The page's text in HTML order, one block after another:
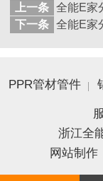
上一条
下一条
PPR管材管件
浙江全
网站制作